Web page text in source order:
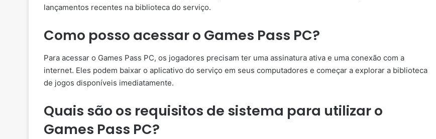
lançamentos recentes na biblioteca do serviço.
Como posso acessar o Games Pass PC?
Para acessar o Games Pass PC, os jogadores precisam ter uma assinatura ativa e uma conexão com a
internet. Eles podem baixar o aplicativo do serviço em seus computadores e começar a explorar a biblioteca
de jogos disponíveis imediatamente.
Quais são os requisitos de sistema para utilizar o
Games Pass PC?